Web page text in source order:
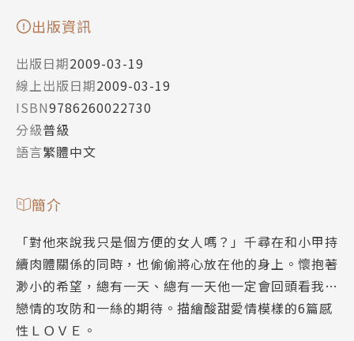
出版資訊
出版日期2009-03-19
線上出版日期2009-03-19
ISBN9786260022730
分級普級
語言繁體中文
簡介
「對他來說我只是個方便的女人嗎？」千尋在和小甲持
續肉體關係的同時，也偷偷將心放在他的身上。懷抱著
渺小的希望，總有一天、總有一天他一定會回頭看我…
戀情的攻防和一絲的期待。描繪酸甜愛情模樣的6篇感
性ＬＯＶＥ。